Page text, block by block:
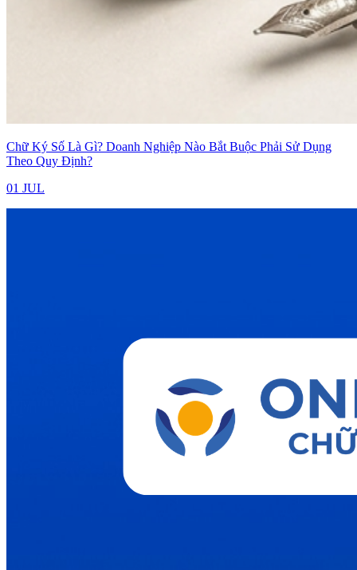
Chữ Ký Số Là Gì? Doanh Nghiệp Nào Bắt Buộc Phải Sử Dụng
Theo Quy Định?
01 JUL